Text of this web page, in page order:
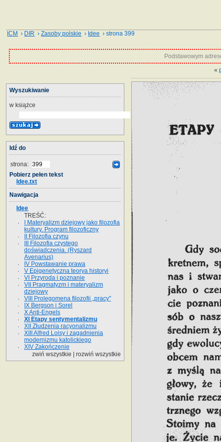
ICM › DIR ›Zasoby polskie › Idee › strona 399
Podstawowym
«
Wyszukiwanie
w książce
Idź do
strona:
Pobierz pełen tekst
Idee.txt
Nawigacja
Idee
TREŚĆ:
I Materyalizm dziejowy jako filozofia
kultury. Program filozoficzny
II Filozofia czynu
III Filozofia czystego
doświadczenia. (Ryszard
Avenarius)
IV Powstawanie prawa
V Epigenetyczna teorya historyi
VI Przyroda i poznanie
VII Pragmatyzm i materyalizm
dziejowy
VIII Prolegomena filozofii „pracy"
IX Bergson i Sorel
X Anti-Engels
XI Etapy sentymentalizmu
XII Złudzenia racyonalizmu
XIII Alfred Loisy i zagadnienia
modernizmu katolickiego
XIV Zakończenie
zwiń wszystkie
rozwiń wszystkie